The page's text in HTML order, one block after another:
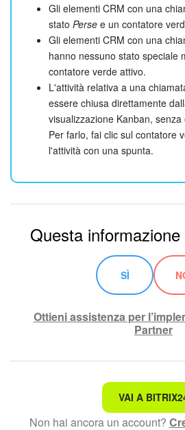
Gli elementi CRM con una
stato Perse e un contatore
Gli elementi CRM con una
hanno nessuno stato speciale
contatore verde attivo.
L'attività relativa a una
essere chiusa direttamente
visualizzazione Kanban,
Per farlo, fai clic sul contatore
l'attività con una spunta.
Questa
SÌ
Ottieni assistenza per
Partner
Non è quello che sto cercando.
Testo complesso e
VAI A
Non hai ancora un account?